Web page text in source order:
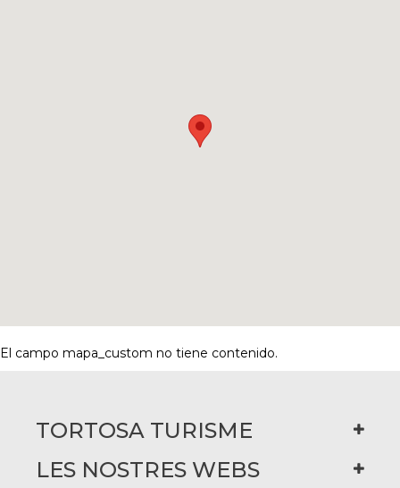
El campo mapa_custom no tiene contenido.
TORTOSA TURISME
LES NOSTRES WEBS